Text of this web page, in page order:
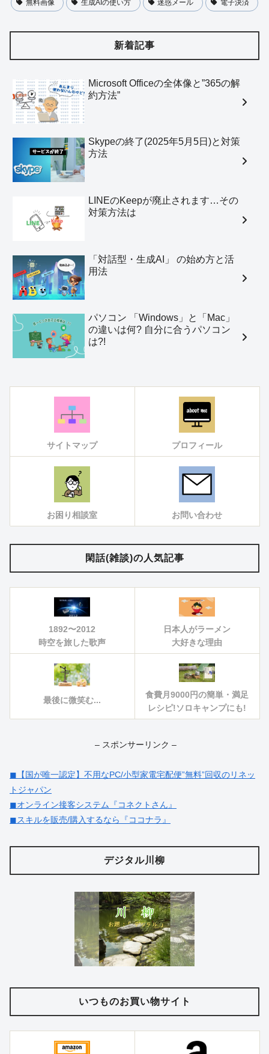
無料画像 生成AIの使い方 迷惑メール 電子決済
新着記事
Microsoft Officeの全体像と”365の解
約方法”
Skypeの終了(2025年5月5日)と対策
方法
LINEのKeepが廃止されます…その
対策方法は
「対話型・生成AI」 の始め方と活
用法
パソコン 「Windows」と「Mac」
の違いは何? 自分に合うパソコン
は?!
サイトマップ プロフィール
お困り相談室 お問い合わせ
閑話(雑談)の人気記事
1892〜2012
時空を旅した歌声
日本人がラーメン
大好きな理由
最後に微笑む...
食費月9000円の簡単・満足
レシピ!ソロキャンプにも!
– スポンサーリンク –
◼︎【国が唯一認定】不用なPC/小型家電宅配便”無料”回収のリネッ
トジャパン
◼︎オンライン接客システム『コネクトさん』
◼︎スキルを販売/購入するなら『ココナラ』
デジタル川柳
いつものお買い物サイト